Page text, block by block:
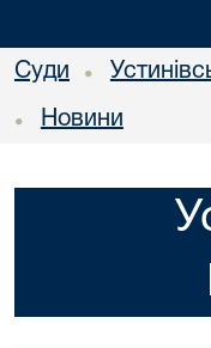
Суди •
• Новини